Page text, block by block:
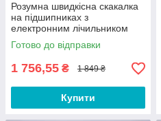
Розумна швидкісна скакалка
на підшипниках з
електронним лічильником
стрибків, калорій та
таймером Skip Rope Kуto S8
Готово до відправки
1 756,55 ₴ 1 849 ₴
Купити